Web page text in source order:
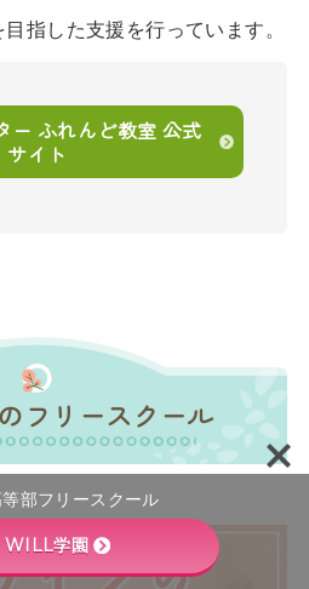
指した支援を行っています。
ー ふれんど教室 公式
サイト
フリースクール
部フリースクール
WILL学園